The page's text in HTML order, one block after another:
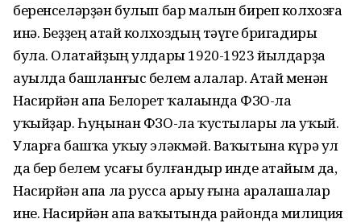
беренселәрҙән булып бар малын биреп колхозға
инә. Беҙҙең атай колхоздың тәүге бригадиры
була. Олатайҙың улдары 1920-1923 йылдарҙа
ауылда башланғыс белем алалар. Атай менән
Насирйән апа Белорет ҡалаһында ФЗО-ла
уҡыйҙар. Һуңынан ФЗО-ла ҡустылары ла уҡый.
Уларға башҡа уҡыу эләкмәй. Ваҡытына күрә ул
да бер белем усағы булғандыр инде атайым да,
Насирйән апа ла русса арыу ғына аралашалар
ине. Насирйән апа ваҡытында районда милиция